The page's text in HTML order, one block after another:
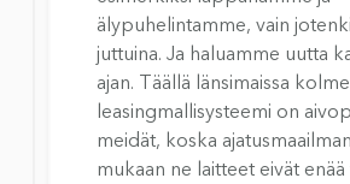
älypuhelintamme, vain
juttuina. Ja haluamme uutta
ajan. Täällä länsimaissa
leasingmallisysteemi on
meidät, koska
mukaan ne laitteet eivät